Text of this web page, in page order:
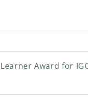
Award for